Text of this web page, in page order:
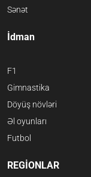
Sənət
İdman
F1
Gimnastika
Döyüş növləri
Əl oyunları
Futbol
REGİONLAR